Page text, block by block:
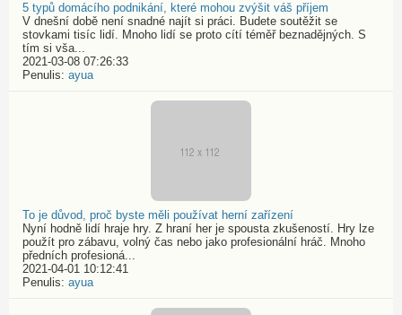
5 typů domácího podnikání, které mohou zvýšit váš příjem
V dnešní době není snadné najít si práci. Budete soutěžit se
stovkami tisíc lidí. Mnoho lidí se proto cítí téměř beznadějných. S
tím si vša...
2021-03-08 07:26:33
Penulis: ayua
To je důvod, proč byste měli používat herní zařízení
Nyní hodně lidí hraje hry. Z hraní her je spousta zkušeností. Hry lze
použít pro zábavu, volný čas nebo jako profesionální hráč. Mnoho
předních profesioná...
2021-04-01 10:12:41
Penulis: ayua